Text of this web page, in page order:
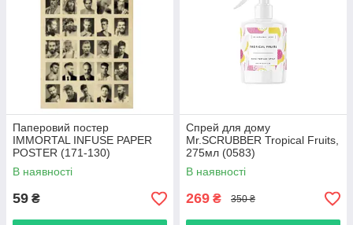
Паперовий постер
IMMORTAL INFUSE PAPER
POSTER (171-130)
В наявності
59 ₴
Спрей для дому
Mr.SCRUBBER Tropical Fruits,
275мл (0583)
В наявності
269 ₴ 350 ₴